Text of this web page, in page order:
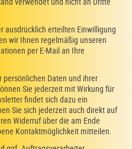
ausdrücklich erteilten Einwilligung
wir Ihnen regelmäßig unseren
per E-Mail an Ihre
persönlichen Daten und ihrer
Sie jederzeit mit Wirkung für
findet sich dazu ein
Sie sich jederzeit auch direkt auf
Widerruf über die am Ende
Kontaktmöglichkeit mitteilen.